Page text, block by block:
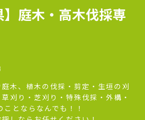
】庭木・高木伐採専
木、植木の伐採・剪定・生垣の刈
刈り・芝刈り・特殊伐採・外構・
とならなんでも！！